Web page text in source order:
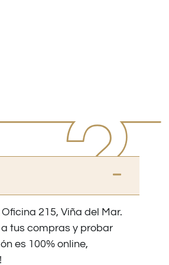
215, Viña del Mar.
tus compras y probar
es 100% online,